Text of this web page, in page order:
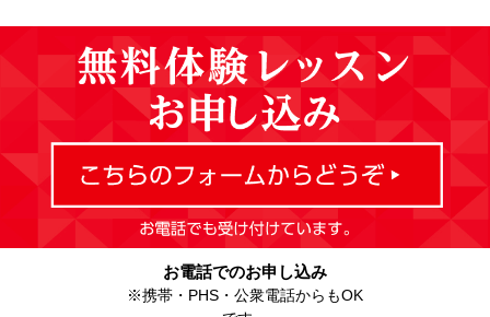
お電話でのお申し込み
※携帯・PHS・公衆電話からもOK